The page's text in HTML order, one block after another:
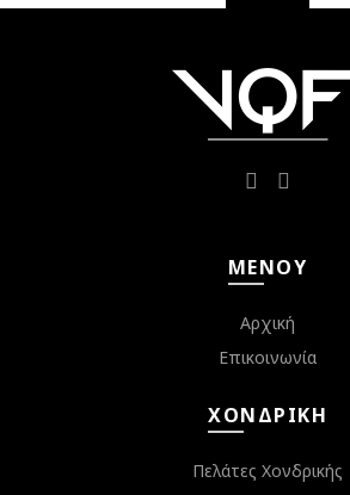
ΜΕΝΟΎ
Αρχική
Επικοινωνία
ΧΟΝΔΡΙΚΉ
Πελάτες Χονδρικής